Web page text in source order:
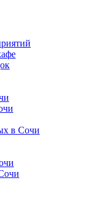
в Сочи